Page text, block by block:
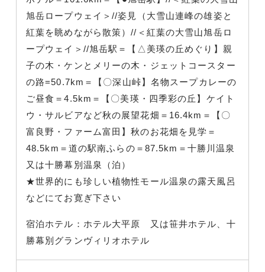
旭岳ロープウェイ＞//姿見（大雪山連峰の雄姿と
紅葉を眺めながら散策）//＜紅葉の大雪山旭岳ロ
ープウェイ＞//旭岳駅＝【△美瑛の丘めぐり】親
子の木・ケンとメリーの木・ジェットコースター
の路=50.7km＝【〇深山峠】名物スープカレーの
ご昼食＝4.5km＝【〇美瑛・四季彩の丘】ケイト
ウ・サルビアなど秋の展望花畑＝16.4km＝【〇
富良野・ファーム富田】秋のお花畑を見学＝
48.5km＝道の駅南ふらの＝87.5km＝十勝川温泉
又は十勝幕別温泉（泊）
★世界的にも珍しい植物性モール温泉の露天風呂
などにてお寛ぎ下さい
宿泊ホテル：ホテル大平原 又は笹井ホテル、十
勝幕別グランヴィリオホテル